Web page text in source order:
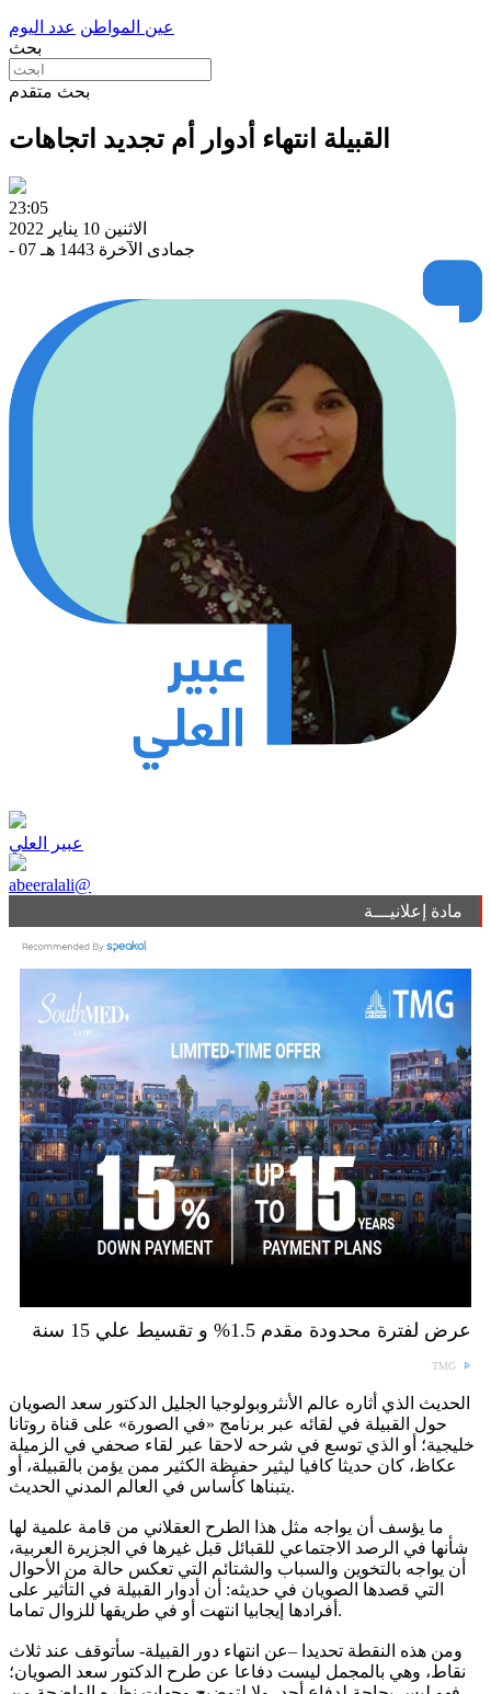
عين المواطن عدد اليوم
بحث
بحث متقدم
القبيلة انتهاء أدوار أم تجديد اتجاهات
23:05
الاثنين 10 يناير 2022
- 07 جمادى الآخرة 1443 هـ
عبير العلي
abeeralali@
مادة إعلانيـــة
عرض لفترة محدودة مقدم 1.5% و تقسيط علي 15 سنة
TMG
الحديث الذي أثاره عالم الأنثروبولوجيا الجليل الدكتور سعد الصويان
حول القبيلة في لقائه عبر برنامج «في الصورة» على قناة روتانا
خليجية؛ أو الذي توسع في شرحه لاحقا عبر لقاء صحفي في الزميلة
عكاظ، كان حديثا كافيا ليثير حفيظة الكثير ممن يؤمن بالقبيلة، أو
يتبناها كأساس في العالم المدني الحديث.
ما يؤسف أن يواجه مثل هذا الطرح العقلاني من قامة علمية لها
شأنها في الرصد الاجتماعي للقبائل قبل غيرها في الجزيرة العربية،
أن يواجه بالتخوين والسباب والشتائم التي تعكس حالة من الأحوال
التي قصدها الصويان في حديثه: أن أدوار القبيلة في التأثير على
أفرادها إيجابيا انتهت أو في طريقها للزوال تماما.
ومن هذه النقطة تحديدا –عن انتهاء دور القبيلة- سأتوقف عند ثلاث
نقاط، وهي بالمجمل ليست دفاعا عن طرح الدكتور سعد الصويان؛